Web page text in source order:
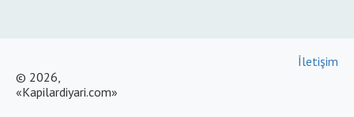
© 2026,
«Kapilardiyari.com»
İletişim